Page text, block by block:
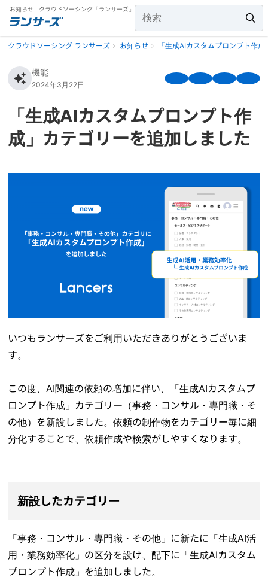
お知らせ | クラウドソーシング「ランサーズ」
クラウドソーシング ランサーズ お知らせ 「生成AIカスタムプロンプト作
機能
2024年3月22日
「生成AIカスタムプロンプト作
成」カテゴリーを追加しました
いつもランサーズをご利用いただきありがとうございま
す。
この度、AI関連の依頼の増加に伴い、「生成AIカスタムプ
ロンプト作成」カテゴリー（事務・コンサル・専門職・そ
の他）を新設しました。依頼の制作物をカテゴリー毎に細
分化することで、依頼作成や検索がしやすくなります。
新設したカテゴリー
「事務・コンサル・専門職・その他」に新たに「生成AI活
用・業務効率化」の区分を設け、配下に「生成AIカスタム
プロンプト作成」を追加しました。